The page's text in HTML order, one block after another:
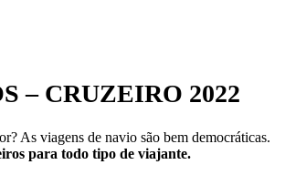
– CRUZEIRO 2022
As viagens de navio são bem democráticas.
para todo tipo de viajante.